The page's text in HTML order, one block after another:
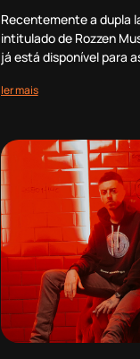
Recentemente a dupla
intitulado de Rozzen
já está disponível para
ler mais